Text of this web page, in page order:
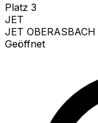
Platz 3
JET
JET
Geöffnet